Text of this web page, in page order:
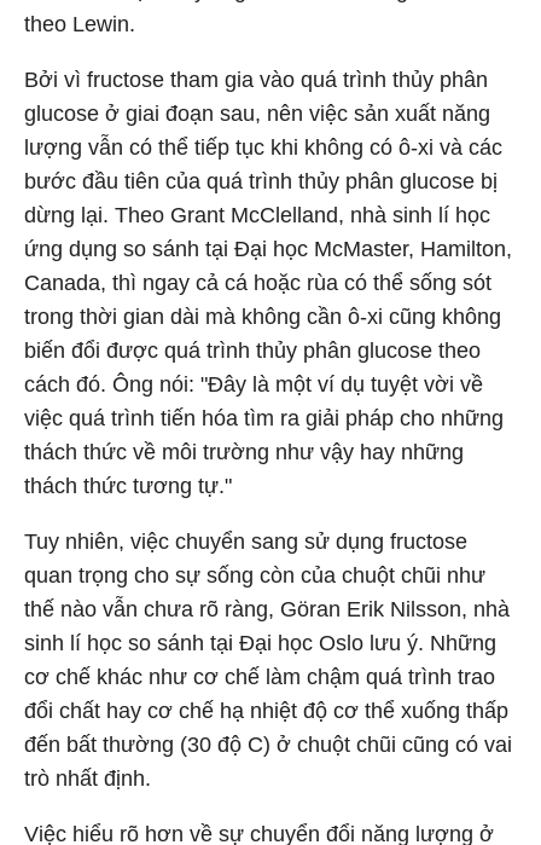
theo Lewin.
Bởi vì fructose tham gia vào quá trình thủy phân
glucose ở giai đoạn sau, nên việc sản xuất năng
lượng vẫn có thể tiếp tục khi không có ô-xi và các
bước đầu tiên của quá trình thủy phân glucose bị
dừng lại. Theo Grant McClelland, nhà sinh lí học
ứng dụng so sánh tại Đại học McMaster, Hamilton,
Canada, thì ngay cả cá hoặc rùa có thể sống sót
trong thời gian dài mà không cần ô-xi cũng không
biến đổi được quá trình thủy phân glucose theo
cách đó. Ông nói: "Đây là một ví dụ tuyệt vời về
việc quá trình tiến hóa tìm ra giải pháp cho những
thách thức về môi trường như vậy hay những
thách thức tương tự."
Tuy nhiên, việc chuyển sang sử dụng fructose
quan trọng cho sự sống còn của chuột chũi như
thế nào vẫn chưa rõ ràng, Göran Erik Nilsson, nhà
sinh lí học so sánh tại Đại học Oslo lưu ý. Những
cơ chế khác như cơ chế làm chậm quá trình trao
đổi chất hay cơ chế hạ nhiệt độ cơ thể xuống thấp
đến bất thường (30 độ C) ở chuột chũi cũng có vai
trò nhất định.
Việc hiểu rõ hơn về sự chuyển đổi năng lượng ở